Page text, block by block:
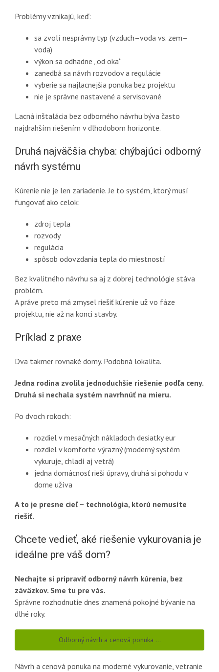
Problémy vznikajú, keď:
sa zvolí nesprávny typ (vzduch–voda vs. zem–
voda)
výkon sa odhadne „od oka“
zanedbá sa návrh rozvodov a regulácie
vyberie sa najlacnejšia ponuka bez projektu
nie je správne nastavené a servisované
Lacná inštalácia bez odborného návrhu býva často
najdrahším riešením v dlhodobom horizonte.
Druhá najväčšia chyba: chýbajúci odborný
návrh systému
Kúrenie nie je len zariadenie. Je to systém, ktorý musí
fungovať ako celok:
zdroj tepla
rozvody
regulácia
spôsob odovzdania tepla do miestností
Bez kvalitného návrhu sa aj z dobrej technológie stáva
problém.
A práve preto má zmysel riešiť kúrenie už vo fáze
projektu, nie až na konci stavby.
Príklad z praxe
Dva takmer rovnaké domy. Podobná lokalita.
Jedna rodina zvolila jednoduchšie riešenie podľa ceny.
Druhá si nechala systém navrhnúť na mieru.
Po dvoch rokoch:
rozdiel v mesačných nákladoch desiatky eur
rozdiel v komforte výrazný (moderný systém
vykuruje, chladí aj vetrá)
jedna domácnosť rieši úpravy, druhá si pohodu v
dome užíva
A to je presne cieľ – technológia, ktorú nemusíte
riešiť.
Chcete vedieť, aké riešenie vykurovania je
ideálne pre váš dom?
Nechajte si pripraviť odborný návrh kúrenia, bez
záväzkov. Sme tu pre vás.
Správne rozhodnutie dnes znamená pokojné bývanie na
dlhé roky.
Odborný návrh a cenová ponuka …
Návrh a cenová ponuka na moderné vykurovanie, vetranie